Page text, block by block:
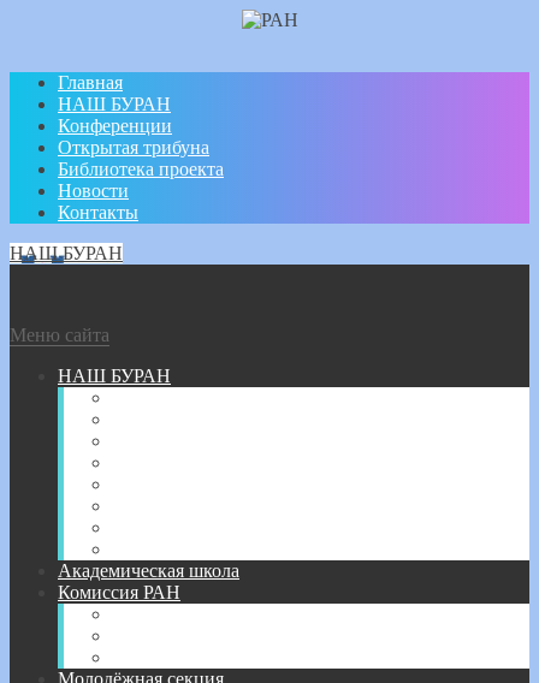
Главная
НАШ БУРАН
Конференции
Открытая трибуна
Библиотека проекта
Новости
Контакты
НАШ БУРАН
Меню сайта
НАШ БУРАН
Академическая школа
Комиссия РАН
Молодёжная секция